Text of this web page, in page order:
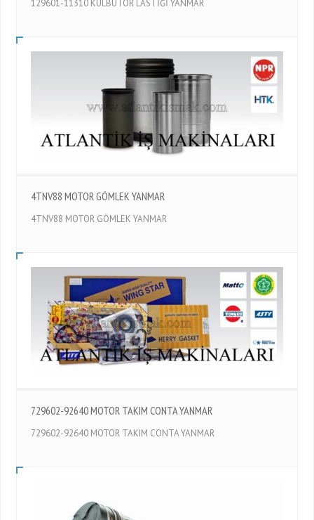
129601-11310 KÜLBÜTÖR LASTİĞİ YANMAR
4TNV88 MOTOR GÖMLEK YANMAR
4TNV88 MOTOR GÖMLEK YANMAR
729602-92640 MOTOR TAKIM CONTA YANMAR
729602-92640 MOTOR TAKIM CONTA YANMAR